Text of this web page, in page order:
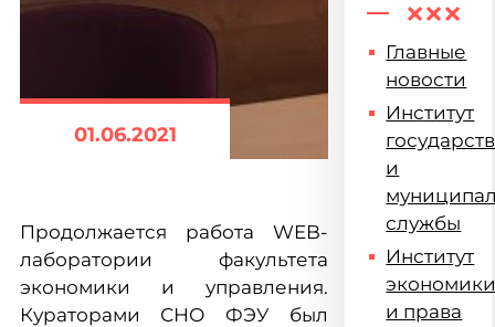
01.06.2021
Продолжается работа WEB-
лаборатории факультета
экономики и управления.
Кураторами СНО ФЭУ был
Главные
новости
Институт
и
службы
Институт
и права